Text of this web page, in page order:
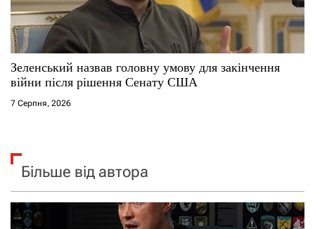
Зеленський назвав головну умову для закінчення
війни після рішення Сенату США
7 Серпня, 2026
Більше від автора